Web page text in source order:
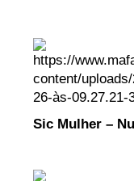
Sic Mulher –